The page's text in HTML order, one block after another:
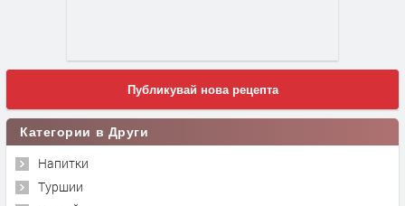
Публикувай нова рецепта
Категории в Други
Напитки
Туршии